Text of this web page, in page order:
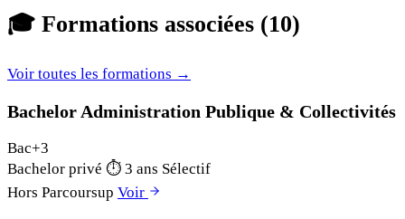
🎓 Formations associées (10)
Voir toutes les formations →
Bachelor Administration Publique & Collectivités
Bac+3
Bachelor privé ⏱ 3 ans Sélectif
Hors Parcoursup Voir